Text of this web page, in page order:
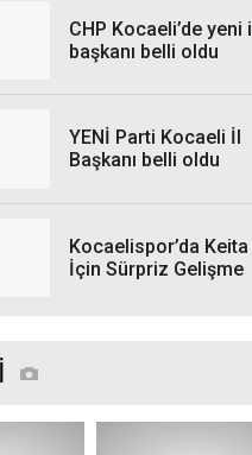
CHP Kocaeli’de yeni il
başkanı belli oldu
YENİ Parti Kocaeli İl
Başkanı belli oldu
Kocaelispor’da Keita
İçin Sürpriz Gelişme